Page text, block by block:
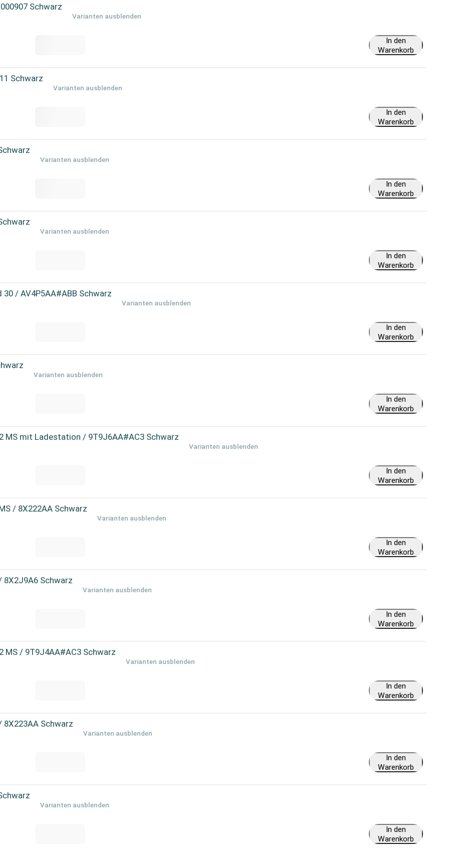
Schwarz
Varianten ausblenden
In den
Warenkorb
Schwarz
Varianten ausblenden
In den
Warenkorb
Varianten ausblenden
In den
Warenkorb
Varianten ausblenden
In den
Warenkorb
/ AV4P5AA#ABB Schwarz
Varianten ausblenden
In den
Warenkorb
Varianten ausblenden
In den
Warenkorb
MS mit Ladestation / 9T9J6AA#AC3 Schwarz
Varianten ausblenden
In den
Warenkorb
/ 8X222AA Schwarz
Varianten ausblenden
In den
Warenkorb
Schwarz
Varianten ausblenden
In den
Warenkorb
MS / 9T9J4AA#AC3 Schwarz
Varianten ausblenden
In den
Warenkorb
Schwarz
Varianten ausblenden
In den
Warenkorb
Varianten ausblenden
In den
Warenkorb